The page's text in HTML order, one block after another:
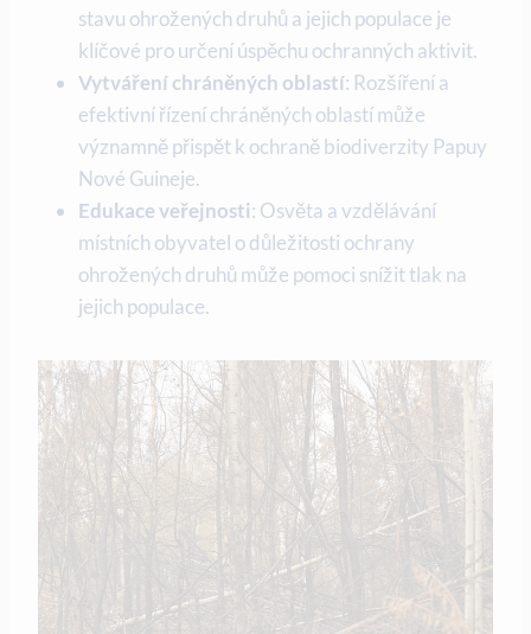
stavu ohrožených druhů a jejich⁢ populace je
klíčové ⁣pro určení úspěchu ochranných aktivit.
Vytváření chráněných​ oblastí: Rozšíření⁣ a
efektivní řízení chráněných oblastí může
⁤významně přispět k ochraně‌ biodiverzity Papuy
Nové⁢ Guineje.
Edukace veřejnosti: Osvěta a vzdělávání
⁣místních obyvatel ⁣o⁢ důležitosti ⁤ochrany
ohrožených ⁤druhů⁢ může pomoci ⁣snížit tlak⁣ na
jejich populace.